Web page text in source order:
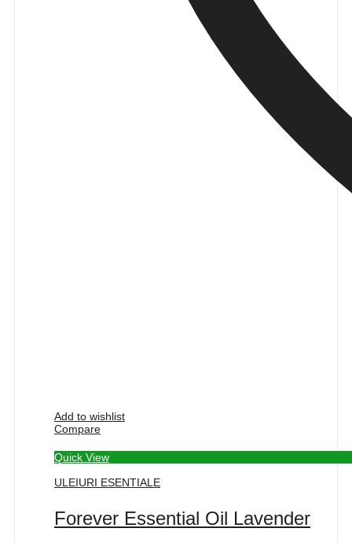
Add to wishlist
Compare
Quick View
ULEIURI ESENTIALE
Forever Essential Oil Lavender